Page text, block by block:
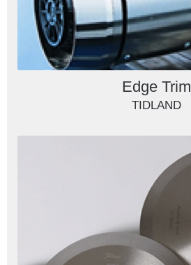
Edge Trim
TIDLAND